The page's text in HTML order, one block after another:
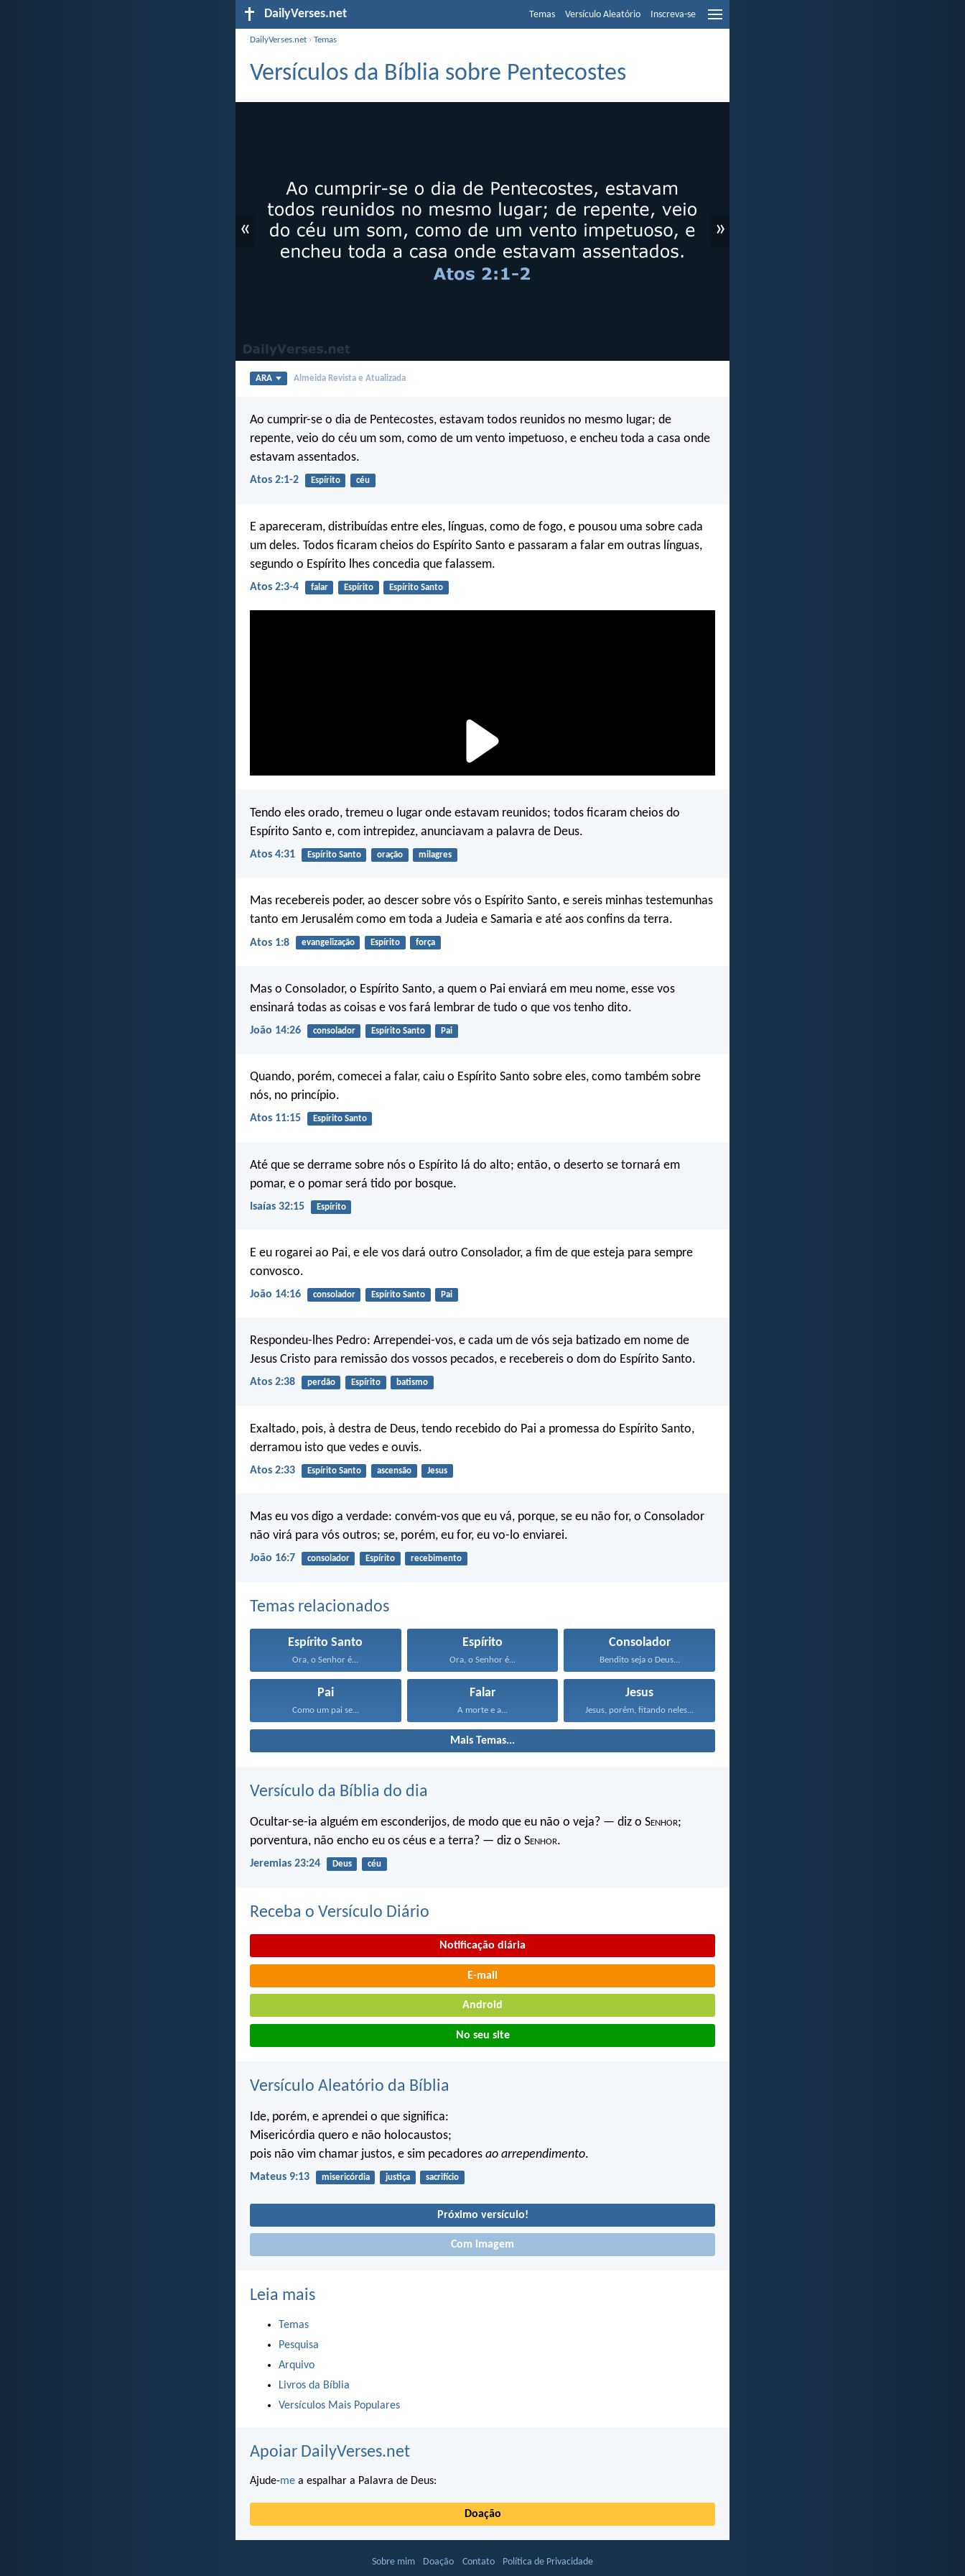
DailyVerses.net Temas Versículo Aleatório Inscreva-se
DailyVerses.net ›Temas
Versículos da Bíblia sobre Pentecostes
« »
ARA Almeida Revista e Atualizada
Ao cumprir-se o dia de Pentecostes, estavam todos reunidos no mesmo lugar; de
repente, veio do céu um som, como de um vento impetuoso, e encheu toda a casa onde
estavam assentados.
Atos 2:1-2 Espírito céu
E apareceram, distribuídas entre eles, línguas, como de fogo, e pousou uma sobre cada
um deles. Todos ficaram cheios do Espírito Santo e passaram a falar em outras línguas,
segundo o Espírito lhes concedia que falassem.
Atos 2:3-4 falar Espírito Espírito Santo
Tendo eles orado, tremeu o lugar onde estavam reunidos; todos ficaram cheios do
Espírito Santo e, com intrepidez, anunciavam a palavra de Deus.
Atos 4:31 Espírito Santo oração milagres
Mas recebereis poder, ao descer sobre vós o Espírito Santo, e sereis minhas testemunhas
tanto em Jerusalém como em toda a Judeia e Samaria e até aos confins da terra.
Atos 1:8 evangelização Espírito força
Mas o Consolador, o Espírito Santo, a quem o Pai enviará em meu nome, esse vos
ensinará todas as coisas e vos fará lembrar de tudo o que vos tenho dito.
João 14:26 consolador Espírito Santo Pai
Quando, porém, comecei a falar, caiu o Espírito Santo sobre eles, como também sobre
nós, no princípio.
Atos 11:15 Espírito Santo
Até que se derrame sobre nós o Espírito lá do alto; então, o deserto se tornará em
pomar, e o pomar será tido por bosque.
Isaías 32:15 Espírito
E eu rogarei ao Pai, e ele vos dará outro Consolador, a fim de que esteja para sempre
convosco.
João 14:16 consolador Espírito Santo Pai
Respondeu-lhes Pedro: Arrependei-vos, e cada um de vós seja batizado em nome de
Jesus Cristo para remissão dos vossos pecados, e recebereis o dom do Espírito Santo.
Atos 2:38 perdão Espírito batismo
Exaltado, pois, à destra de Deus, tendo recebido do Pai a promessa do Espírito Santo,
derramou isto que vedes e ouvis.
Atos 2:33 Espírito Santo ascensão Jesus
Mas eu vos digo a verdade: convém-vos que eu vá, porque, se eu não for, o Consolador
não virá para vós outros; se, porém, eu for, eu vo-lo enviarei.
João 16:7 consolador Espírito recebimento
Temas relacionados
Espírito Santo
Ora, o Senhor é...
Espírito
Ora, o Senhor é...
Consolador
Bendito seja o Deus...
Pai
Como um pai se...
Falar
A morte e a...
Jesus
Jesus, porém, fitando neles...
Mais Temas...
Versículo da Bíblia do dia
Ocultar-se-ia alguém em esconderijos, de modo que eu não o veja? — diz o Senhor;
porventura, não encho eu os céus e a terra? — diz o Senhor.
Jeremias 23:24 Deus céu
Receba o Versículo Diário
Notificação diária
E-mail
Android
No seu site
Versículo Aleatório da Bíblia
Ide, porém, e aprendei o que significa:
Misericórdia quero e não holocaustos;
pois não vim chamar justos, e sim pecadores ao arrependimento.
Mateus 9:13 misericórdia justiça sacrifício
Próximo versículo!
Com imagem
Leia mais
Temas
Pesquisa
Arquivo
Livros da Bíblia
Versículos Mais Populares
Apoiar DailyVerses.net
Ajude-me a espalhar a Palavra de Deus:
Doação
Sobre mim Doação Contato Política de Privacidade